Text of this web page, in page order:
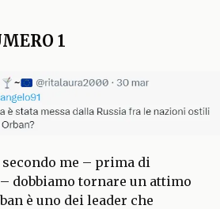
1
me – prima di
dobbiamo tornare un attimo
è uno dei leader che